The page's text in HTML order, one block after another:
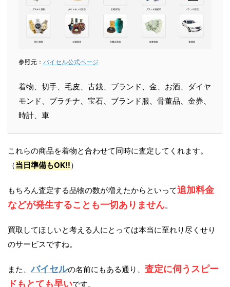
参照元： バイセル公式ページ
着物、切手、毛皮、古銭、ブランド、金、お酒、ダイヤ
モンド、プラチナ、宝石、ブランド服、骨董品、金券、
時計、車
これらの商品を着物と合わせて同時に査定してくれます。
（当日準備もOK!!）
もちろん査定する品物の数が増えたからといって追加料金
などが発生することも一切ありません。
買取してほしいと考える人にとっては本当に至れり尽くせり
のサービスですね。
また、バイセルの名前にもある通り、 査定に伺うスピー
ドもとても早いです。